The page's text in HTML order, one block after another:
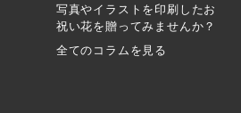
写真やイラストを印刷したお
祝い花を贈ってみませんか？
全てのコラムを見る